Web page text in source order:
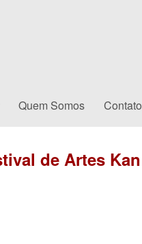
Quem Somos Contato
de Artes